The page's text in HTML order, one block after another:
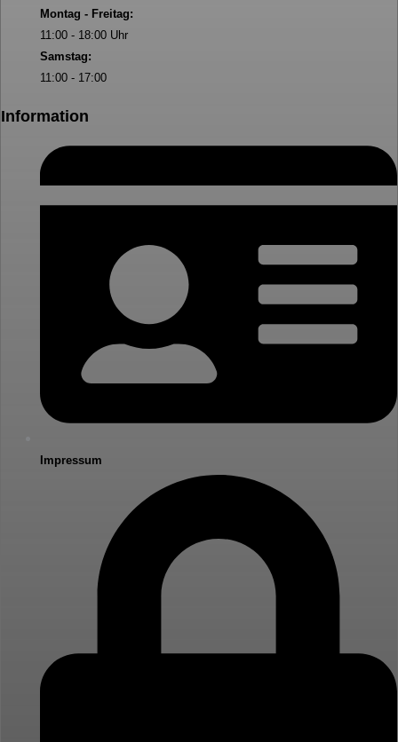
Montag - Freitag:
11:00 - 18:00 Uhr
Samstag:
11:00 - 17:00
Information
Impressum